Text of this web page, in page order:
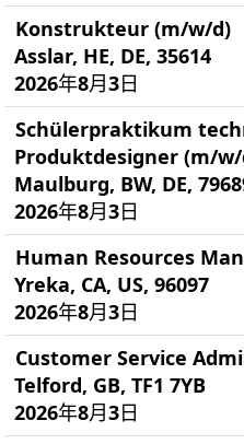
Konstrukteur (m/w/d)
Asslar, HE, DE, 35614
2026年8月3日
Schülerpraktikum
Produktdesigner (m/
Maulburg, BW, DE,
2026年8月3日
Human Resources
Yreka, CA, US, 96097
2026年8月3日
Customer Service
Telford, GB, TF1 7YB
2026年8月3日